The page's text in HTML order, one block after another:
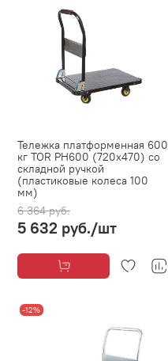
Тележка платформенная 600
кг TOR PH600 (720х470) со
складной ручкой
(пластиковые колеса 100
мм)
6 364 руб.
5 632 руб./шт
-12%